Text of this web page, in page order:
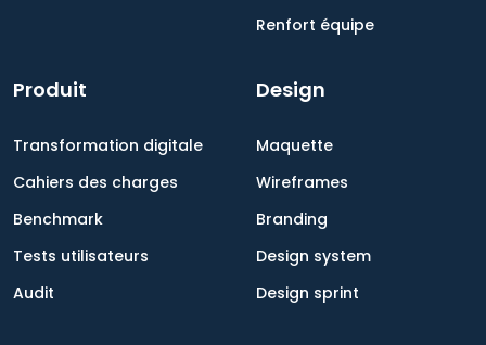
Renfort équipe
Produit
Transformation digitale
Cahiers des charges
Benchmark
Tests utilisateurs
Audit
Design
Maquette
Wireframes
Branding
Design system
Design sprint